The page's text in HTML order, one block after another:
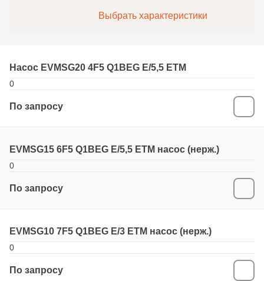
Выбрать характеристики
Насос EVMSG20 4F5 Q1BEG E/5,5 ETM
0
По запросу
EVMSG15 6F5 Q1BEG E/5,5 ETM насос (нерж.)
0
По запросу
EVMSG10 7F5 Q1BEG E/3 ETM насос (нерж.)
0
По запросу